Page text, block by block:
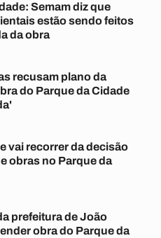
Semam diz que
estão sendo feitos
da obra
recusam plano da
do Parque da Cidade
vai recorrer da decisão
obras no Parque da
prefeitura de João
obra do Parque da